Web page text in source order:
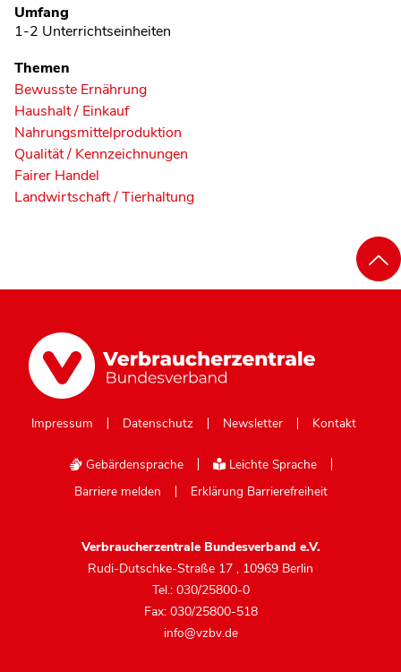
Umfang
1-2 Unterrichtseinheiten
Themen
Bewusste Ernährung
Haushalt / Einkauf
Nahrungsmittelproduktion
Qualität / Kennzeichnungen
Fairer Handel
Landwirtschaft / Tierhaltung
Impressum Datenschutz Newsletter Kontakt
Gebärdensprache
Leichte Sprache
Barriere melden
Erklärung Barrierefreiheit
Verbraucherzentrale Bundesverband e.V.
Rudi-Dutschke-Straße 17 , 10969 Berlin
Tel.: 030/25800-0
Fax: 030/25800-518
info@vzbv.de